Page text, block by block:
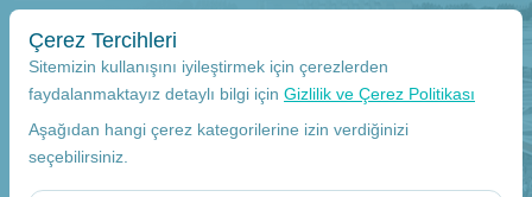
Çerez Tercihleri
Sitemizin kullanışını iyileştirmek için çerezlerden
faydalanmaktayız detaylı bilgi için Gizlilik ve Çerez Politikası
Aşağıdan hangi çerez kategorilerine izin verdiğinizi
seçebilirsiniz.
Alış Yeri